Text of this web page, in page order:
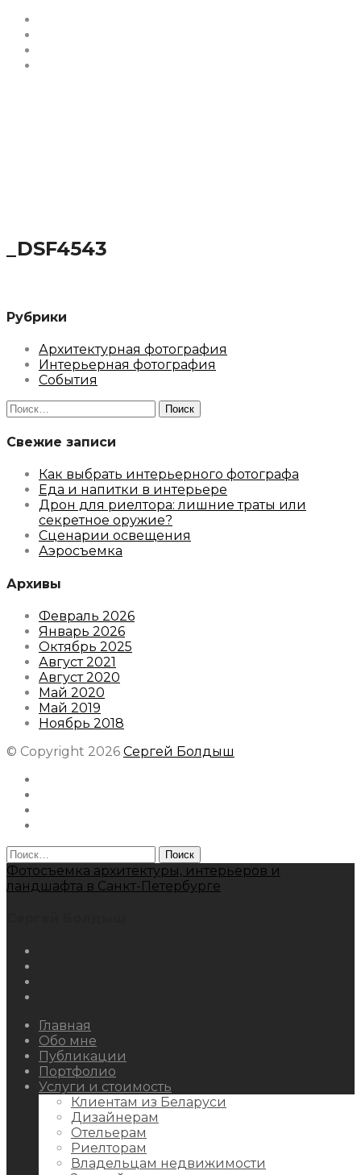
_DSF4543
Рубрики
Архитектурная фотография
Интерьерная фотография
События
Найти:
Свежие записи
Как выбрать интерьерного фотографа
Еда и напитки в интерьере
Дрон для риелтора: лишние траты или
секретное оружие?
Сценарии освещения
Аэросъемка
Архивы
Февраль 2026
Январь 2026
Октябрь 2025
Август 2021
Август 2020
Май 2020
Май 2019
Ноябрь 2018
© Copyright 2026 Сергей Болдыш
Найти:
Фотосъемка архитектуры, интерьеров и
ландшафта в Санкт-Петербурге
Главная
Обо мне
Публикации
Портфолио
Услуги и стоимость
Клиентам из Беларуси
Дизайнерам
Отельерам
Риелторам
Владельцам недвижимости